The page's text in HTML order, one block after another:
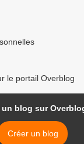
le portail Overblog
un blog sur
Créer un blog